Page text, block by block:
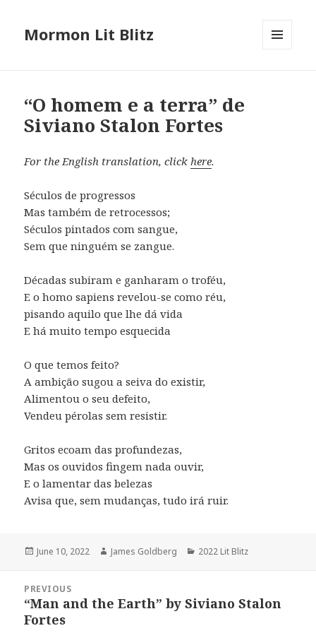
Mormon Lit Blitz
“O homem e a terra” de
Siviano Stalon Fortes
For the English translation, clickhere.
Séculos de progressos
Mas também de retrocessos;
Séculos pintados com sangue,
Sem que ninguém se zangue.
Décadas subiram e ganharam o troféu,
E o homo sapiens revelou-se como réu,
pisando aquilo que lhe dá vida
E há muito tempo esquecida
O que temos feito?
A ambição sugou a seiva do existir,
Alimentou o seu defeito,
Vendeu pérolas sem resistir.
Gritos ecoam das profundezas,
Mas os ouvidos fingem nada ouvir,
E o lamentar das belezas
Avisa que, sem mudanças, tudo irá ruir.
Posted
June 10, 2022 Author
James Goldberg Categories
2022 Lit Blitz
navigation
PREVIOUS
Previous
post:
“Man and the Earth” by Siviano Stalon
Fortes